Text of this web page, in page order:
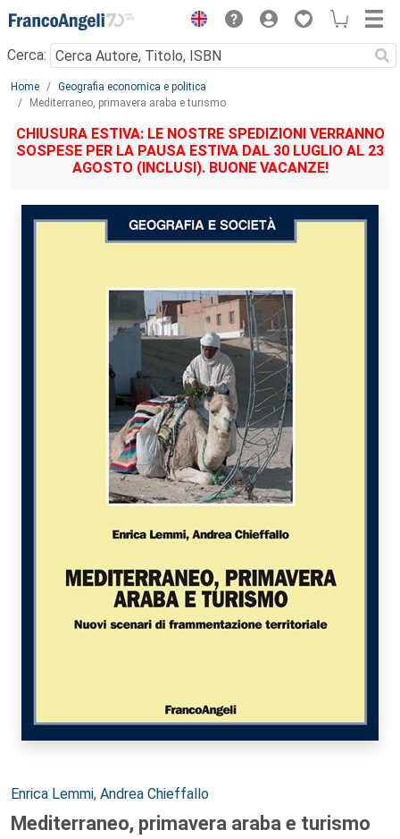
Menu
Cerca:
Main content
Home
Geografia economica e politica
Mediterraneo, primavera araba e turismo
CHIUSURA ESTIVA: LE NOSTRE SPEDIZIONI VERRANNO
SOSPESE PER LA PAUSA ESTIVA DAL 30 LUGLIO AL 23
AGOSTO (INCLUSI). BUONE VACANZE!
Autori:
Enrica Lemmi, Andrea Chieffallo
Mediterraneo, primavera araba e turismo